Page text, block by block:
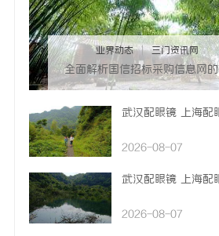
业界动态 | 三门资讯网
全面解析国信招标采购信息网
能与优势
武汉配眼镜 上海配
2026-08-07
武汉配眼镜 上海配
2026-08-07